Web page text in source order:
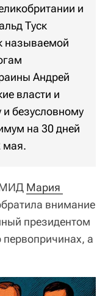
и
Туск
называемой
Андрей
власти и
безусловному
на 30 дней
мая.
МИД Мария
внимание
президентом
а